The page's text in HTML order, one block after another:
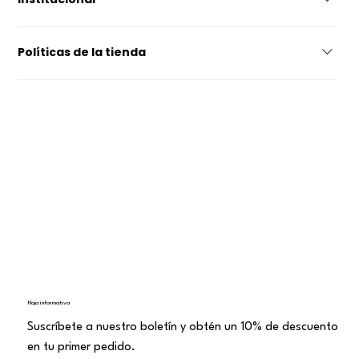
Políticas de la tienda
Hoja informativa
Suscríbete a nuestro boletín y obtén un 10% de descuento
en tu primer pedido.